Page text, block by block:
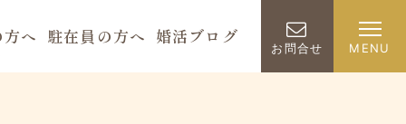
へ 駐在員の方へ 婚活ブログ
お問合せ